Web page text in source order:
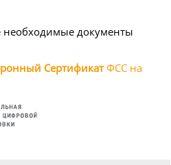
необходимые документы
СертификатФСС на